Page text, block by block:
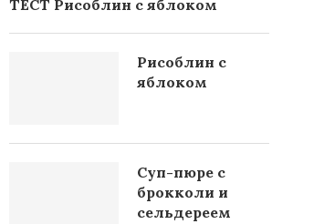
ТЕСТ Рисоблин с яблоком
Рисоблин с
яблоком
Суп-пюре с
брокколи и
сельдереем